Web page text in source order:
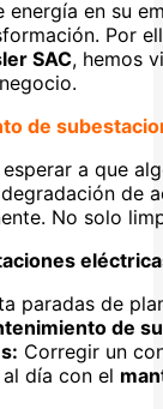
en su
Por
SAC, hemos
de
a que
de
No solo
paradas de
de
Corregir un
día con el